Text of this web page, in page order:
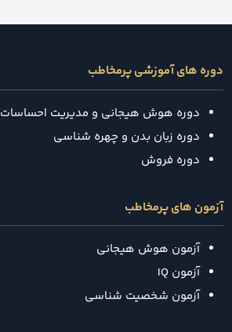
دوره های آموزشی پرمخاطب
دوره هوش هیجانی و مدیریت احساسات
دوره زبان بدن و چهره شناسی
دوره فروش
آزمون های پرمخاطب
آزمون هوش هیجانی
آزمون IQ
آزمون شخصیت شناسی